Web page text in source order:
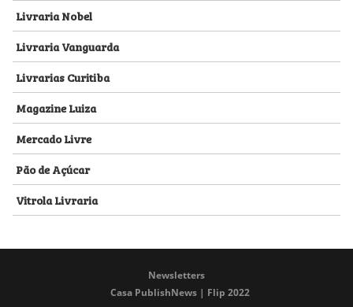
Livraria Nobel
Livraria Vanguarda
Livrarias Curitiba
Magazine Luiza
Mercado Livre
Pão de Açúcar
Vitrola Livraria
Newsletters
Casa PublishNews | Flip 2022